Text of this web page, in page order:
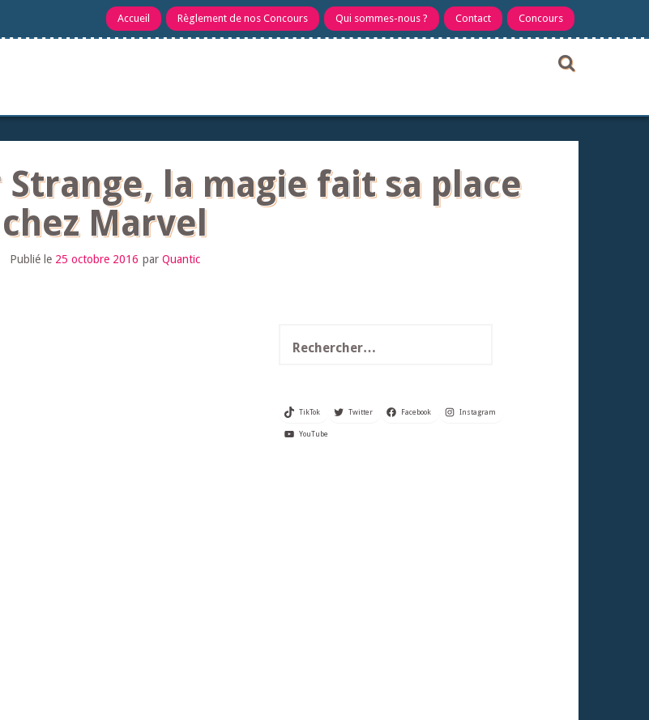
Accueil Règlement de nos Concours Qui sommes-nous ? Contact Concours
la magie fait sa place
chez Marvel
Publié le 25 octobre 2016 par Quantic
TikTok Twitter Facebook Instagram
YouTube